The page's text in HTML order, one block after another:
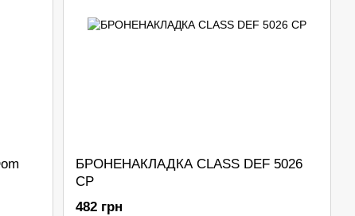
БРОНЕНАКЛАДКА CLASS DEF 5026
CP
482 грн